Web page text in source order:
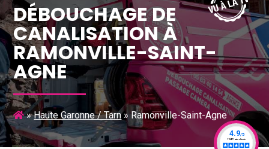
DÉBOUCHAGE DE
CANALISATION À
RAMONVILLE-SAINT-
AGNE
»Haute Garonne / Tarn»Ramonville-Saint-Agne